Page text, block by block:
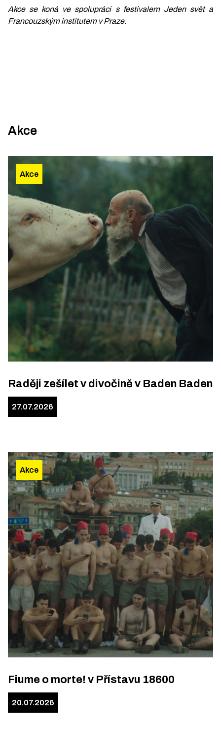
Akce se koná ve spolupráci s festivalem Jeden svět a
Francouzským institutem v Praze.
Akce
Akce
Raději zešílet v divočině v Baden Baden
27.07.2026
Akce
Fiume o morte! v Přístavu 18600
20.07.2026